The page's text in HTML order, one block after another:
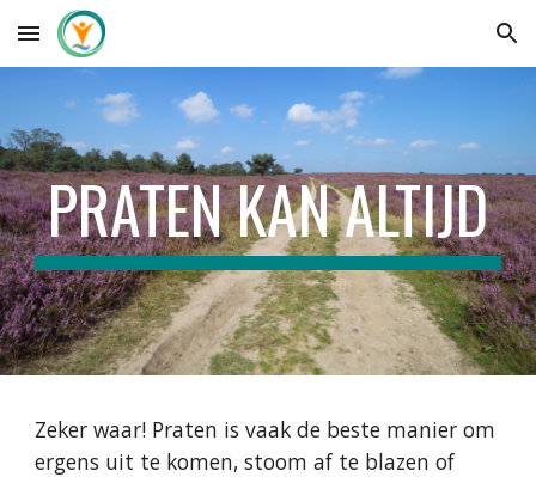
Skip to main content Skip to navigation
PRATEN KAN ALTIJD
Zeker waar! Praten is vaak de beste manier om
ergens uit te komen, stoom af te blazen of